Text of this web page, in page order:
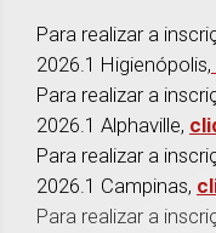
Para realizar a
2026.1 Higienópolis,
Para realizar a
2026.1 Alphaville,
Para realizar a
2026.1 Campinas,
Para realizar a